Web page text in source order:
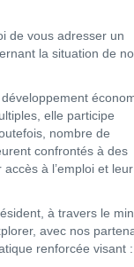
de vous adresser un
la situation de
elle participe
nombre de
confrontés à des
à l’emploi et leur
à travers le
avec nos
renforcée visant :